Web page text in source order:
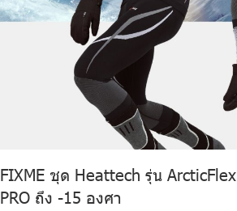
FIXME ชุด Heattech รุ่น ArcticFlex
PRO ถึง -15 องศา